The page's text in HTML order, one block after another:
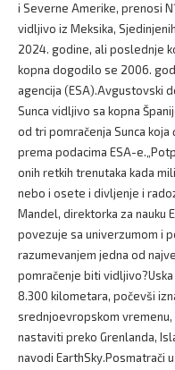
i Severne Amerike, prenosi
vidljivo iz Meksika,
2024. godine, ali poslednje
kopna dogodilo se 2006.
agencija (ESA).Avgustovski
Sunca vidljivo sa kopna
od tri pomračenja Sunca
prema podacima ESA-
onih retkih trenutaka kada
nebo i osete i divljenje i
Mandel, direktorka za nauku
povezuje sa univerzumom i
razumevanjem jedna od
pomračenje biti
8.300 kilometara, počevši
srednjoevropskom
nastaviti preko Grenlanda,
navodi EarthSky.Posmatrači